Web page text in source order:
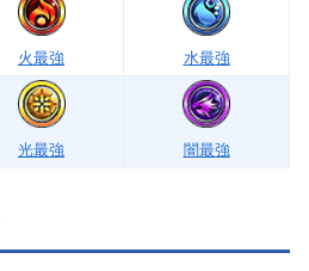
火最強 水最強
光最強 闇最強